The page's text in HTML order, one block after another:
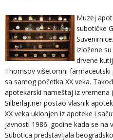
Muzej
subotičke
izložene
drvene
Thomsov višetomni
sa samog početka XX veka.
apotekarski nameštaj iz vremena
Silberlajtner postao vlasnik
XX veka uklonjen iz apoteke i
javnosti 1986. godine kada se na
Subotica predstavljala